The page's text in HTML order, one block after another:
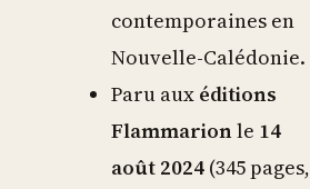
contemporaines en
Nouvelle-Calédonie.
Paru aux éditions
Flammarionle 14
août 2024 (345 pages,